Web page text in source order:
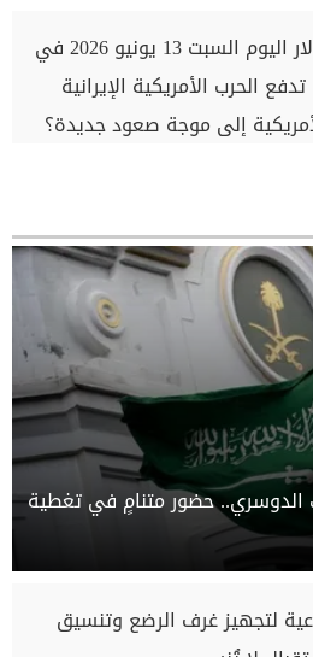
سعر الدولار اليوم السبت 13 يونيو 2026 في
الحرب الأمريكية الإيرانية
إلى موجة صعود جديدة؟
الدوسري.. حضور متنامٍ في تغطية
لتجهيز غرف الرضع وتنسيق